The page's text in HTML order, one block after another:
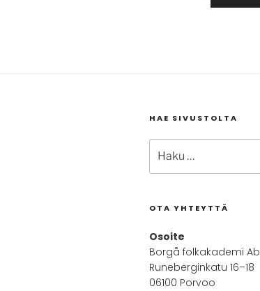
HAE SIVUSTOLTA
OTA YHTEYTTÄ
Osoite
Borgå folkakademi Ab
Runeberginkatu 16–18
06100 Porvoo